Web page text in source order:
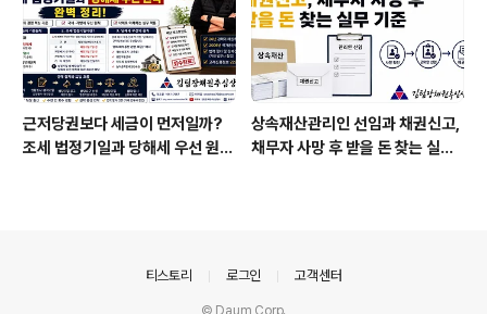
근저당권보다 세금이 먼저일까?
조세 법정기일과 당해세 우선 원칙
상속재산관리인 선임과 채권신고,
채무자 사망 후 받을 돈 찾는 실무
티스토리 로그인 고객센터